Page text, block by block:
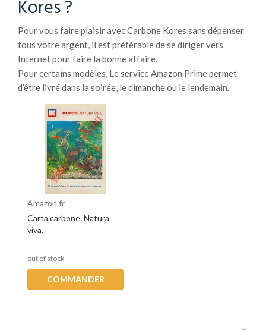
Kores ?
Pour vous faire plaisir avec Carbone Kores sans dépenser
tous votre argent, il est préférable de se diriger vers
Internet pour faire la bonne affaire.
Pour certains modèles, Le service Amazon Prime permet
d’être livré dans la soirée, le dimanche ou le lendemain.
Amazon.fr
Carta carbone. Natura
viva.
out of stock
COMMANDER